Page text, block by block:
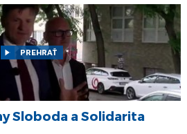
PREHRAŤ
Sloboda a Solidarita